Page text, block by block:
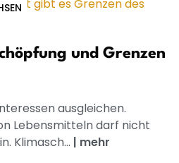
und Grenzen
ausgleichen.
Lebensmitteln darf nicht
Klimasch... | mehr